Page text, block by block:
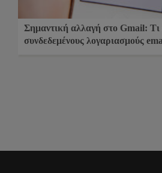
Σημαντική αλλαγή στο Gmail: Τι
συνδεδεμένους λογαριασμούς